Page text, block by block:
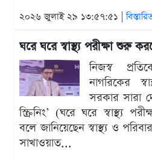
২০২৬ জুলাই ২৯ ১৩:৫৭:৫১ |
ঘরে ঘরে স্বাস্থ্য পরীক্ষা শুরু
নিজস্ব
নাগরিকের
সরকার সারা
স্ক্রিনিং’ (ঘরে ঘরে স্বাস্থ্য
বলে জানিয়েছেন স্বাস্থ্য ও
সাখাওয়াত...